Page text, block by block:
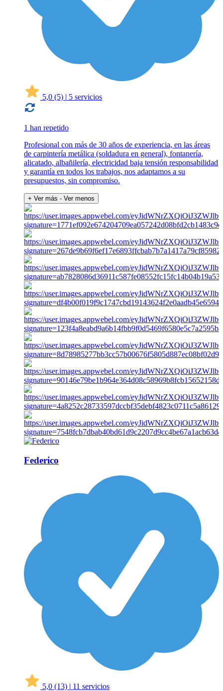
5,0 (5) | 5 servicios
1 han repetido
Profesional con más de 30 años de experiencia, en las áreas
de carpintería metálica (soldadura en general), fontanería,
alicatado, albañilería, electricidad baja tensión responsabilidad
y garantía en todos los trabajos, nos adaptamos a su
presupuestos, sin compromiso.
+ Ver más - Ver menos
Federico
5,0 (13) | 11 servicios